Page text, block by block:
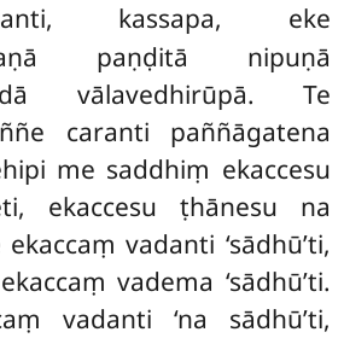
kassapa, eke
paṇḍitā nipuṇā
vālavedhirūpā. Te
caranti paññāgatena
me saddhiṃ ekaccesu
ekaccesu ṭhānesu na
vadanti ‘sādhū’ti,
vadema ‘sādhū’ti.
vadanti ‘na sādhū’ti,